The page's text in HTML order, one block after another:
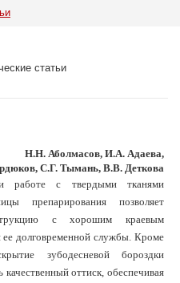
Н.Н. Аболмасов, И.А. Адаева,
С.Г. Тымань, В.В. Деткова
работе с твердыми тканями
препарирования позволяет
с хорошим краевым
ее долговременной службы. Кроме
зубодесневой бороздки
оттиск, обеспечивая